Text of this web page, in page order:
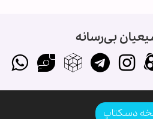
بی‌رسانه
دسکتاپ